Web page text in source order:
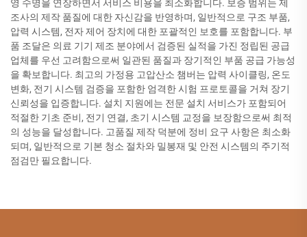
영 수명을 연장하면서 서비스 비용을 최소화합니다. 보증 범위는 제
조사의 제작 품질에 대한 자신감을 반영하며, 일반적으로 구조 부품,
압력 시스템, 전자 제어 장치에 대한 포괄적인 보호를 포함합니다. 부
품 조달은 의료 기기 제조 분야에서 검증된 실적을 가진 정립된 공급
업체를 우선 고려함으로써 일관된 품질과 장기적인 부품 공급 가능성
을 확보합니다. 최고의 가정용 고압산소 챔버는 압력 사이클링, 온도
변화, 전기 시스템 검증을 포함한 엄격한 시험 프로토콜을 거쳐 장기
신뢰성을 입증합니다. 설치 지원에는 전문 설치 서비스가 포함되어
적절한 기초 준비, 전기 연결, 초기 시스템 교정을 보장함으로써 최적
의 성능을 달성합니다. 고품질 제작 덕분에 정비 요구 사항은 최소화
되며, 일반적으로 기본 청소 절차와 밀봉재 및 안전 시스템의 주기적
점검만 필요합니다.